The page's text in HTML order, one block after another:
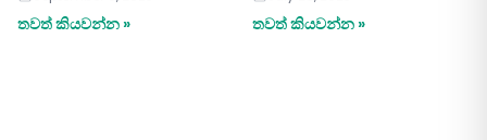
තවත් කියවන්න » තවත් කියවන්න »